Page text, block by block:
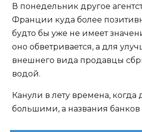
В понедельник другое
Франции куда более
будто бы уже не имеет
оно обветривается, а для
внешнего вида продавцы
водой.
Канули в лету времена, когда
большими, а названия